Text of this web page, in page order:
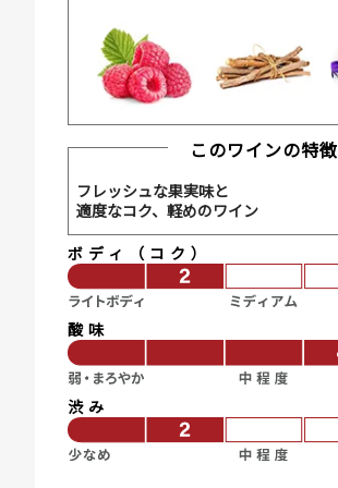
このワインの特徴
フレッシュな果実味と
適度なコク、軽めのワイン
ボディ（コク）
酸味
渋み